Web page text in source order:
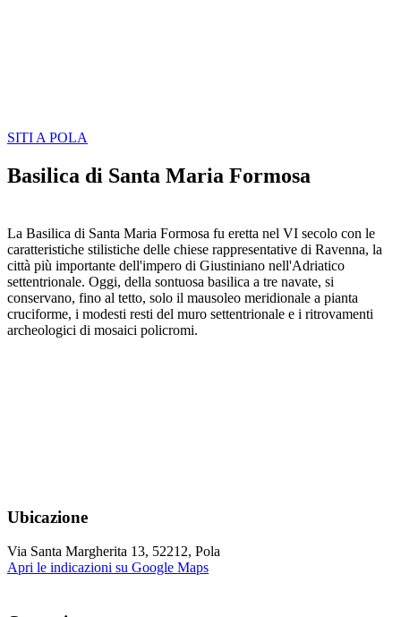
SITI A POLA
Basilica di Santa Maria Formosa
La Basilica di Santa Maria Formosa fu eretta nel VI secolo con le
caratteristiche stilistiche delle chiese rappresentative di Ravenna, la
città più importante dell'impero di Giustiniano nell'Adriatico
settentrionale. Oggi, della sontuosa basilica a tre navate, si
conservano, fino al tetto, solo il mausoleo meridionale a pianta
cruciforme, i modesti resti del muro settentrionale e i ritrovamenti
archeologici di mosaici policromi.
Ubicazione
Via Santa Margherita 13, 52212, Pola
Apri le indicazioni su Google Maps